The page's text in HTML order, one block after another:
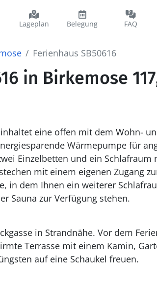
Lageplan Belegung FAQ
Ferienhaus SB50616
in Birkemose
eine offen mit dem Wohn-
Wärmepumpe für
Einzelbetten und ein Schlafraum
mit einem eigenen Zugang
in dem Ihnen ein weiterer
Sauna zur Verfügung stehen.
in Strandnähe. Vor dem
Terrasse mit einem Kamin,
auf eine Schaukel freuen.